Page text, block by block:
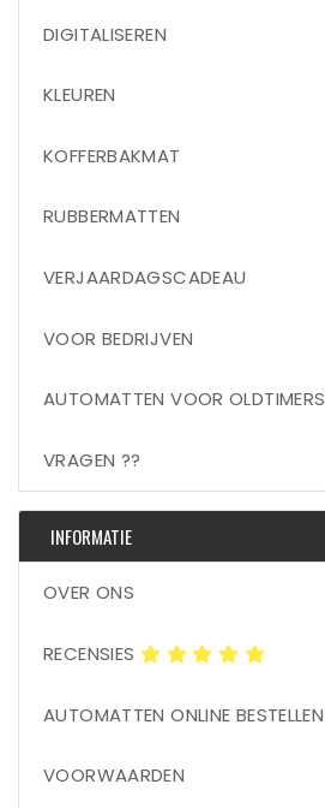
DIGITALISEREN
KLEUREN
KOFFERBAKMAT
RUBBERMATTEN
VERJAARDAGSCADEAU
VOOR BEDRIJVEN
AUTOMATTEN VOOR OLDTIMERS
VRAGEN ??
INFORMATIE
OVER ONS
RECENSIES
AUTOMATTEN ONLINE BESTELLEN
VOORWAARDEN